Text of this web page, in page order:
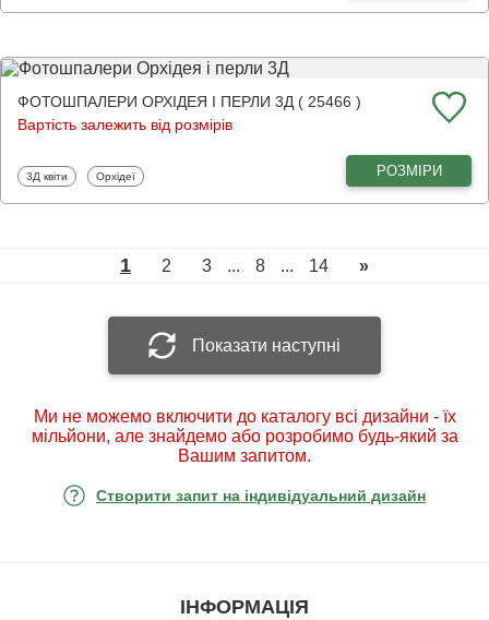
ФОТОШПАЛЕРИ ОРХІДЕЯ І ПЕРЛИ 3Д ( 25466 )
Вартість залежить від розмірів
Фотошпалери
3Д квіти Фотошпалери
Орхідеї РОЗМІРИ
1 2 3 ... 8 ... 14 »
Показати наступні
Ми не можемо включити до каталогу всі дизайни - їх
мільйони, але знайдемо або розробимо будь-який за
Вашим запитом.
Створити запит на індивідуальний дизайн
ІНФОРМАЦІЯ